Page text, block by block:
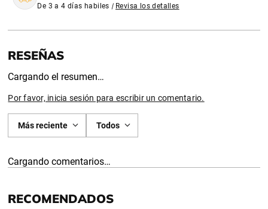
De 3 a 4 días habiles | Revisa los detalles
Cargando el resumen…
Por favor, inicia sesión para escribir un comentario.
Más reciente Todos
Cargando comentarios…
RECOMENDADOS